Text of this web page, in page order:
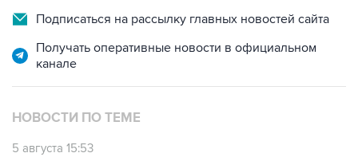
Подписаться на рассылку главных новостей сайта
Получать оперативные новости в официальном
канале
НОВОСТИ ПО ТЕМЕ
5 августа 15:53